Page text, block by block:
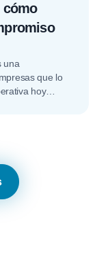
cómo
una
que lo
hoy